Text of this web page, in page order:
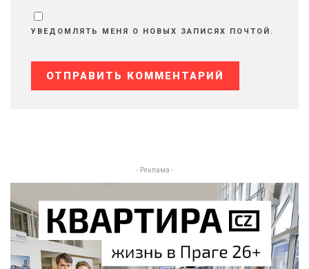
УВЕДОМЛЯТЬ МЕНЯ О НОВЫХ ЗАПИСЯХ ПОЧТОЙ.
- Реклама -